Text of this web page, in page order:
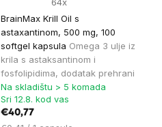
BrainMax Krill Oil s
astaxantinom, 500 mg, 100
softgel kapsula Omega 3 ulje iz
krila s astaksantinom i
fosfolipidima, dodatak prehrani
Na skladištu > 5 komada
Sri 12.8. kod vas
€40,77